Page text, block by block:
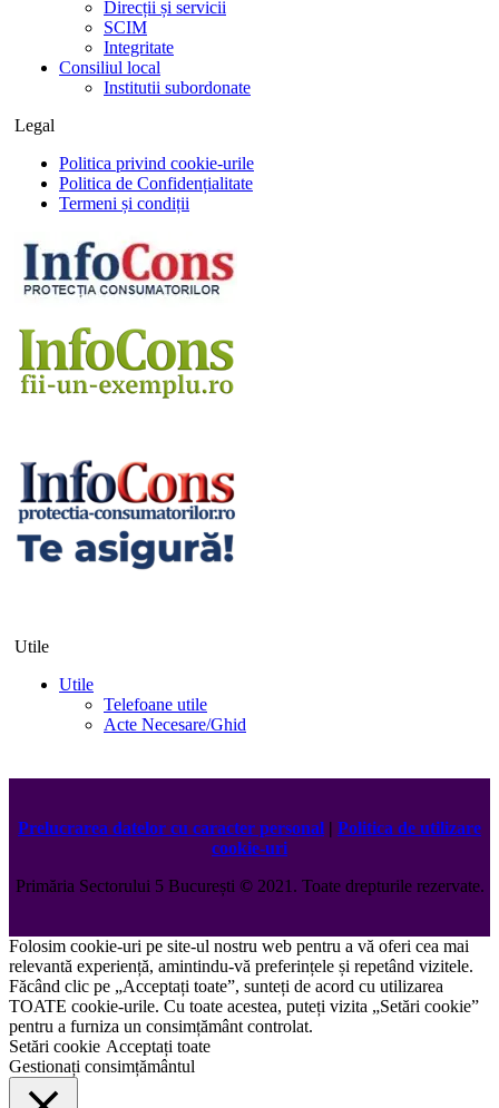
Direcții și servicii
SCIM
Integritate
Consiliul local
Institutii subordonate
Legal
Politica privind cookie-urile
Politica de Confidențialitate
Termeni și condiții
Utile
Utile
Telefoane utile
Acte Necesare/Ghid
Prelucrarea datelor cu caracter personal | Politica de utilizare
cookie-uri
Primăria Sectorului 5 București ©️2021. Toate drepturile rezervate.
Folosim cookie-uri pe site-ul nostru web pentru a vă oferi cea mai
relevantă experiență, amintindu-vă preferințele și repetând vizitele.
Făcând clic pe „Acceptați toate”, sunteți de acord cu utilizarea
TOATE cookie-urile. Cu toate acestea, puteți vizita „Setări cookie”
pentru a furniza un consimțământ controlat.
Setări cookie Acceptați toate
Gestionați consimțământul